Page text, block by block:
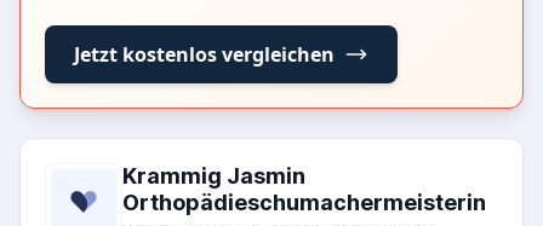
Jetzt kostenlos vergleichen
Krammig Jasmin
Orthopädieschumachermeisterin